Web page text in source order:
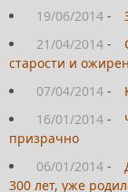
19/06/2014 -
21/04/2014 -
старости и
07/04/2014 -
16/01/2014 -
призрачно
06/01/2014 -
300 лет, уже